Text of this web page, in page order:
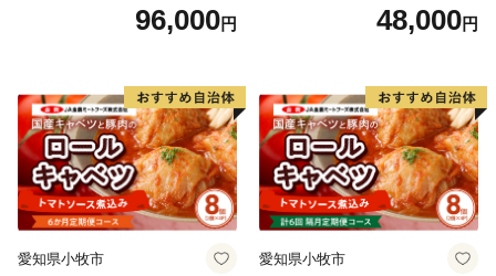
96,000円 48,000円
愛知県小牧市 愛知県小牧市